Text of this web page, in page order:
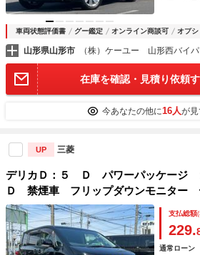
車両状態評価書 グー鑑定 オンライン商談可 オプ
山形県山形市 （株）ケーユー 山形西バイ
在庫を確認・見積り依頼
今あなたの他に16人が
UP 三菱
デリカＤ：５ Ｄ パワーパッケージ
Ｄ 禁煙車 フリップダウンモニター
ートヒーター ＡＣ１００Ｖ ＭＫＷ
ＴＶ ＥＴＣ バックカメラ Ｂｌｕｅ
ースライドドア
支払総額(
229.
通常ローン